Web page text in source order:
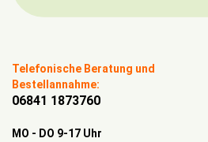
Telefonische Beratung und
Bestellannahme:
06841 1873760
MO - DO 9-17 Uhr